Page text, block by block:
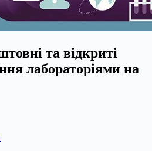
та відкриті
лабораторіями на